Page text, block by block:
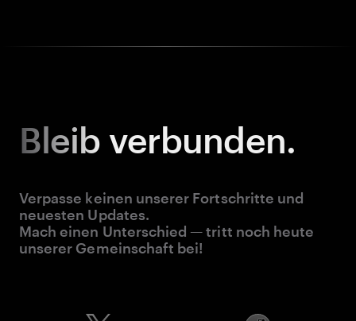
Bleib verbunden.
Verpasse keinen unserer Fortschritte und
neuesten Updates.
Mach einen Unterschied — tritt noch heute
unserer Gemeinschaft bei!